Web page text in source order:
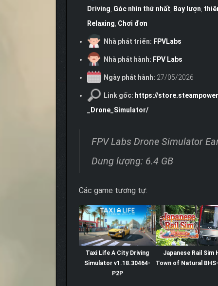
Driving, Góc nhìn thứ nhất, Bay lượn,
Relaxing, Chơi đơn
Nhà phát triển: FPVLabs
Nhà phát hành: FPV Labs
Ngày phát hành: 27/05/2026
Link gốc: https://
_Drone_Simulator/
FPV Labs Drone Simulator
Dung lượng: 6.4 GB
Các game tương tự:
Taxi Life A City Driving
Simulator v1.18.30464-
P2P
Japanese Rail Sim
Town of Natural